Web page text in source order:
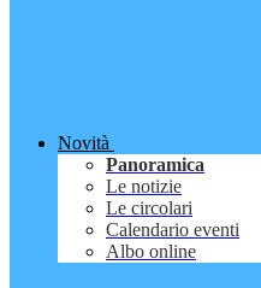
Novità
Panoramica
Le notizie
Le circolari
Calendario eventi
Albo online